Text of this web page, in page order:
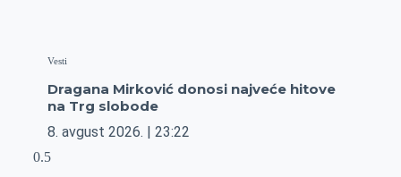
Vesti
Dragana Mirković donosi najveće hitove
na Trg slobode
8. avgust 2026.
23:22